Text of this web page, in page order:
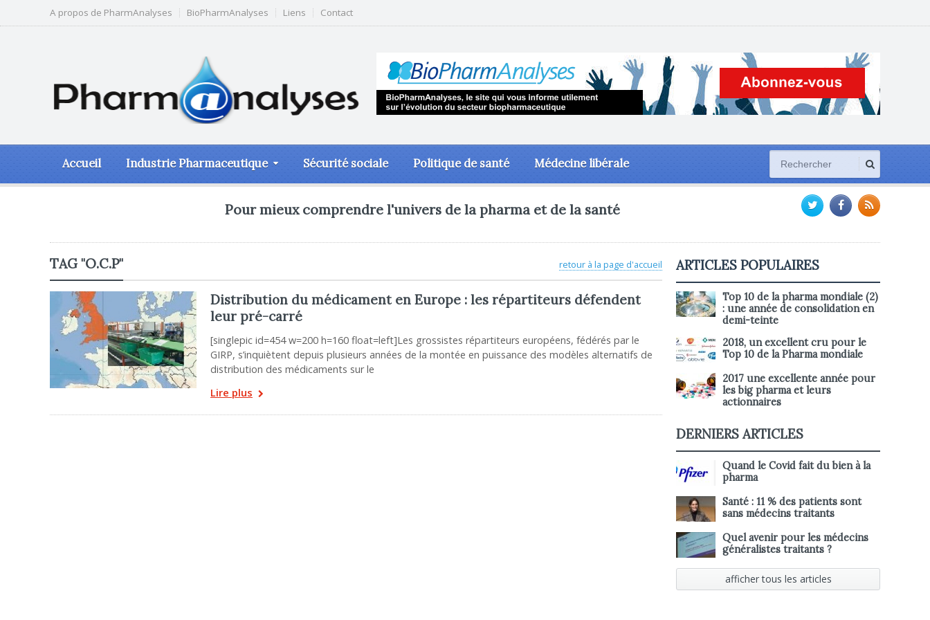
A propos de PharmAnalyses BioPharmAnalyses Liens Contact
Accueil Industrie Pharmaceutique Sécurité sociale Politique de santé Médecine libérale
Pour mieux comprendre l'univers de la pharma et de la santé
retour à la page d'accueil
TAG "O.C.P"
Distribution du médicament en Europe : les répartiteurs défendent
leur pré-carré
[singlepic id=454 w=200 h=160 float=left]Les grossistes répartiteurs européens, fédérés par le
GIRP, s’inquiètent depuis plusieurs années de la montée en puissance des modèles alternatifs de
distribution des médicaments sur le
Lire plus
ARTICLES POPULAIRES
Top 10 de la pharma mondiale (2)
: une année de consolidation en
demi-teinte
2018, un excellent cru pour le
Top 10 de la Pharma mondiale
2017 une excellente année pour
les big pharma et leurs
actionnaires
DERNIERS ARTICLES
Quand le Covid fait du bien à la
pharma
Santé : 11 % des patients sont
sans médecins traitants
Quel avenir pour les médecins
généralistes traitants ?
afficher tous les articles